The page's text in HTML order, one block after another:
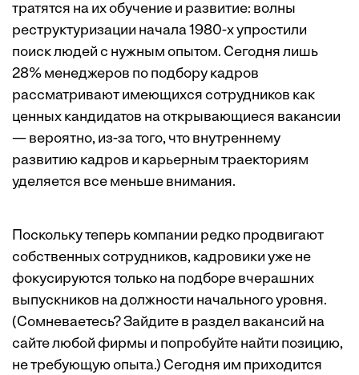
тратятся на их обучение и развитие: волны
реструктуризации начала 1980-х упростили
поиск людей с нужным опытом. Сегодня лишь
28% менеджеров по подбору кадров
рассматривают имеющихся сотрудников как
ценных кандидатов на открывающиеся вакансии
— вероятно, из-за того, что внутреннему
развитию кадров и карьерным траекториям
уделяется все меньше внимания.
Поскольку теперь компании редко продвигают
собственных сотрудников, кадровики уже не
фокусируются только на подборе вчерашних
выпускников на должности начального уровня.
(Сомневаетесь? Зайдите в раздел вакансий на
сайте любой фирмы и попробуйте найти позицию,
не требующую опыта.) Сегодня им приходится